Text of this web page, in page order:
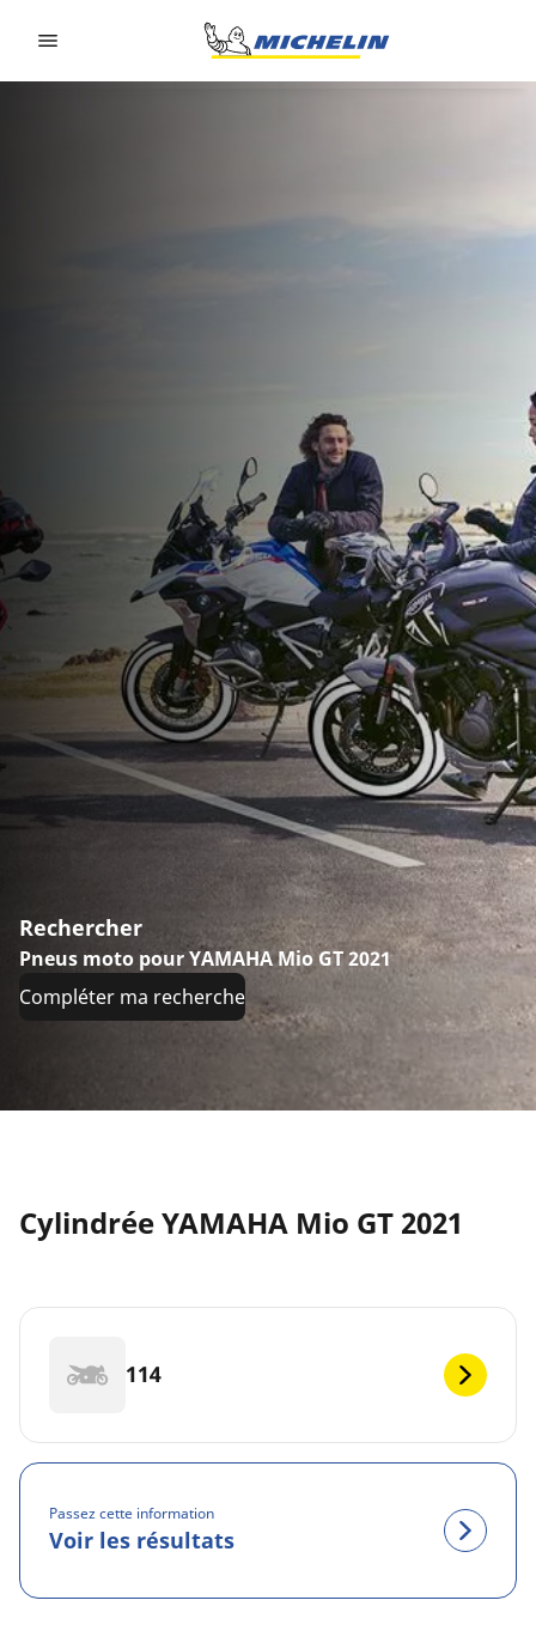
Rechercher
Pneus moto pour YAMAHA Mio GT 2021
Compléter ma recherche
Cylindrée YAMAHA Mio GT 2021
114
Passez cette information
Voir les résultats